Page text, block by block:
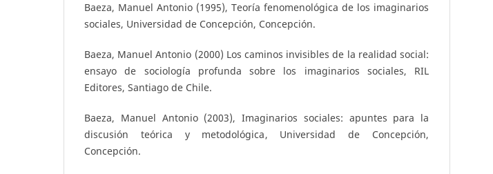
Baeza, Manuel Antonio (1995), Teoría fenomenológica de los imaginarios
sociales, Universidad de Concepción, Concepción.
Baeza, Manuel Antonio (2000) Los caminos invisibles de la realidad social:
ensayo de sociología profunda sobre los imaginarios sociales, RIL
Editores, Santiago de Chile.
Baeza, Manuel Antonio (2003), Imaginarios sociales: apuntes para la
discusión teórica y metodológica, Universidad de Concepción,
Concepción.